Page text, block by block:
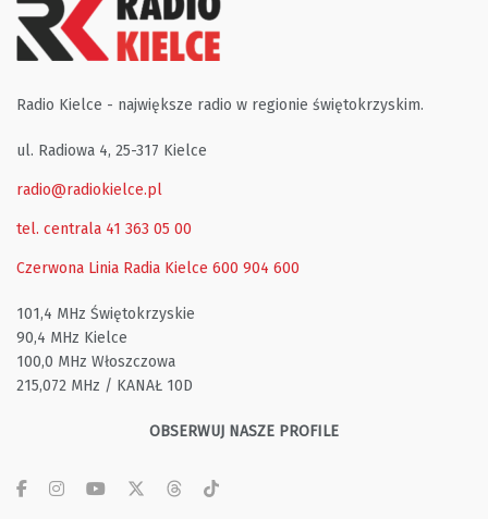
Radio Kielce - największe radio w regionie świętokrzyskim.
ul. Radiowa 4, 25-317 Kielce
radio@radiokielce.pl
tel. centrala 41 363 05 00
Czerwona Linia Radia Kielce 600 904 600
101,4 MHz Świętokrzyskie
90,4 MHz Kielce
100,0 MHz Włoszczowa
215,072 MHz / KANAŁ 10D
OBSERWUJ NASZE PROFILE